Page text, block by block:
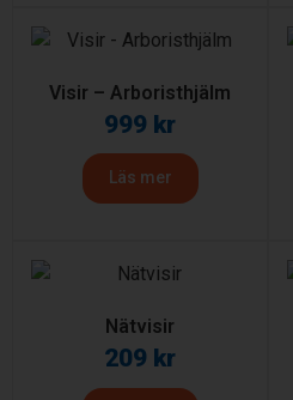
Visir – Arboristhjälm
999 kr
Läs mer
Nätvisir
209 kr